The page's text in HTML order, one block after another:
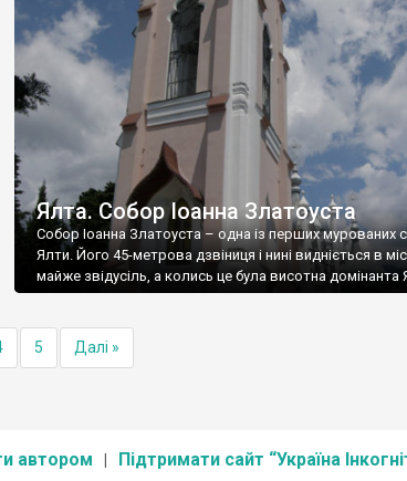
Ялта. Собор Іоанна Златоуста
Собор Іоанна Златоуста – одна із перших мурованих
Ялти. Його 45-метрова дзвіниця і нині видніється в
майже звідусіль, а колись це була висотна домінанта
5 Далі »
автором Підтримати сайт “Україна